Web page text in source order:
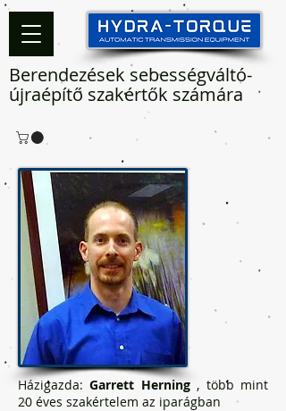
Berendezések sebességváltó-
újraépítő szakértők számára
Házigazda:Garrett Herning, több mint
20 éves szakértelem az iparágban